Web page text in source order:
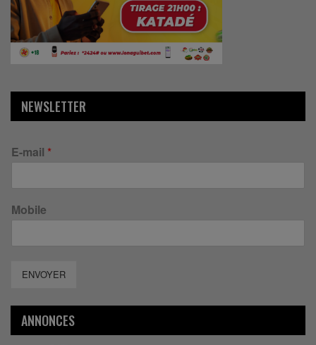
NEWSLETTER
E-mail *
Mobile
ENVOYER
ANNONCES